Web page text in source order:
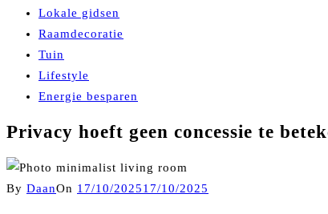
Lokale gidsen
Raamdecoratie
Tuin
Lifestyle
Energie besparen
Privacy hoeft geen concessie te
By DaanOn 17/10/202517/10/2025